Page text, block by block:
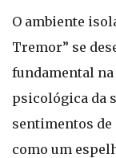
O ambiente
Tremor” se
fundamental
psicológica da
sentimentos
como um